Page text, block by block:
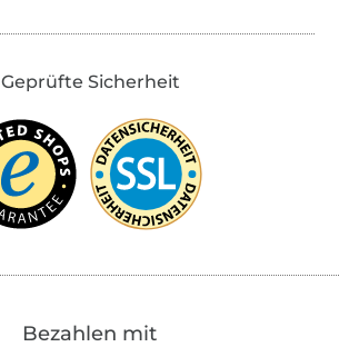
Geprüfte Sicherheit
Bezahlen mit